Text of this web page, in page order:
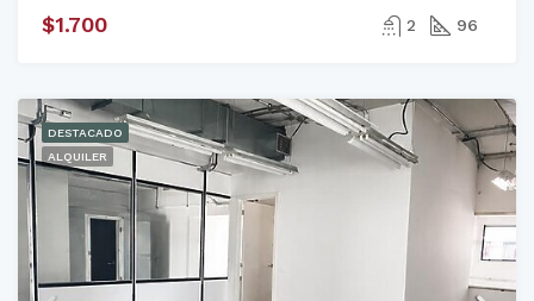
$1.700 2 96
DESTACADO
ALQUILER